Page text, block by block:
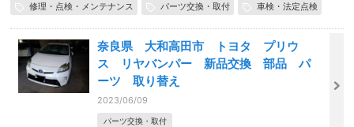
修理・点検・メンテナンス パーツ交換・取付 車検・法定点検
奈良県 大和高田市 トヨタ プリウ
ス リヤバンパー 新品交換 部品 パ
ーツ 取り替え
2023/06/09
パーツ交換・取付